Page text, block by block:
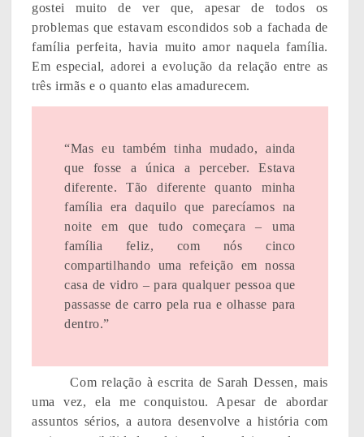
gostei muito de ver que, apesar de todos os
problemas que estavam escondidos sob a fachada de
família perfeita, havia muito amor naquela família.
Em especial, adorei a evolução da relação entre as
três irmãs e o quanto elas amadurecem.
“Mas eu também tinha mudado, ainda
que fosse a única a perceber. Estava
diferente. Tão diferente quanto minha
família era daquilo que parecíamos na
noite em que tudo começara – uma
família feliz, com nós cinco
compartilhando uma refeição em nossa
casa de vidro – para qualquer pessoa que
passasse de carro pela rua e olhasse para
dentro.”
Com relação à escrita de Sarah Dessen, mais
uma vez, ela me conquistou. Apesar de abordar
assuntos sérios, a autora desenvolve a história com